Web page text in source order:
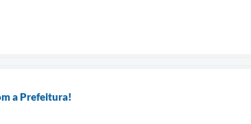
a Prefeitura!